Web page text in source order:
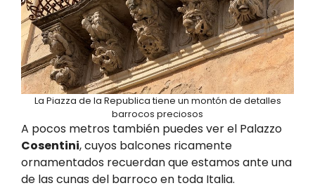
La Piazza de la Republica tiene un montón de detalles
barrocos preciosos
A pocos metros también puedes ver el Palazzo
Cosentini, cuyos balcones ricamente
ornamentados recuerdan que estamos ante una
de las cunas del barroco en toda Italia.